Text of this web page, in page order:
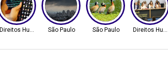
Direitos HumanosSão Paulo São Paulo Direitos